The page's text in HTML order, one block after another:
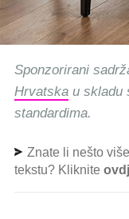
Sponzorirani
Hrvatska u skladu
standardima.
Znate li nešto
tekstu? Kliknite